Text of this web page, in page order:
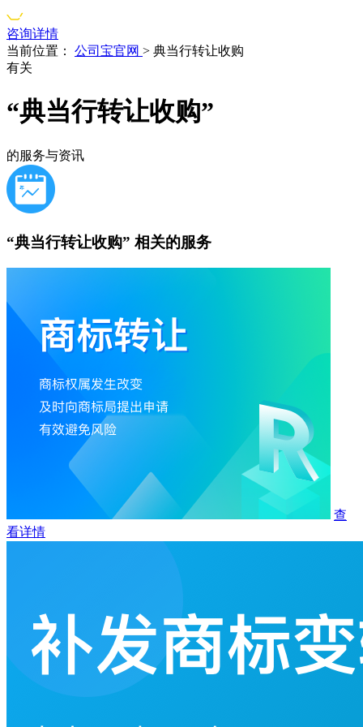
咨询详情
当前位置：
公司宝官网 > 典当行转让收购
有关
“典当行转让收购”
的服务与资讯
“典当行转让收购” 相关的服务
查
看详情